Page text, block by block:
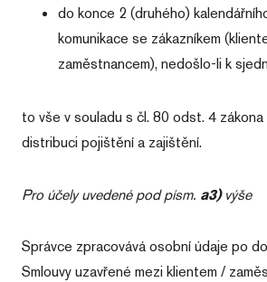
do konce 2 (druhého)
komunikace se zákazníkem
zaměstnancem), nedošlo-li k
to vše v souladu s čl. 80 odst. 4
distribuci pojištění a zajištění.
Pro účely uvedené pod písm. a3)výše
Správce zpracovává osobní údaje po
Smlouvy uzavřené mezi klientem /